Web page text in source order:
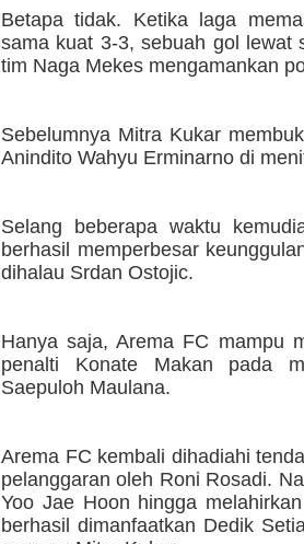
Betapa tidak. Ketika laga
sama kuat 3-3, sebuah gol lewat
tim Naga Mekes mengamankan
Sebelumnya Mitra Kukar
Anindito Wahyu Erminarno di
Selang beberapa waktu
berhasil memperbesar
dihalau Srdan Ostojic.
Hanya saja, Arema FC mampu
penalti Konate Makan pada
Saepuloh Maulana.
Arema FC kembali dihadiahi
pelanggaran oleh Roni Rosadi.
Yoo Jae Hoon hingga
berhasil dimanfaatkan Dedik